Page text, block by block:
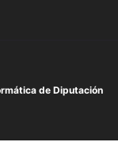
de Diputación